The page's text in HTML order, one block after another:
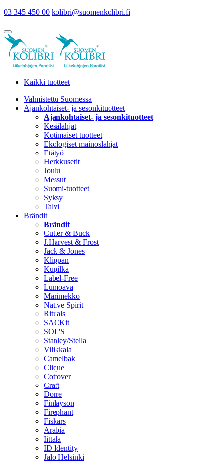
03 345 450 00 kolibri@suomenkolibri.fi
Kaikki tuotteet
Valmistettu Suomessa
Ajankohtaiset- ja sesonkituotteet
Ajankohtaiset- ja sesonkituotteet
Kesälahjat
Kotimaiset tuotteet
Ekologiset mainoslahjat
Etätyö
Herkkusetit
Joulu
Messut
Suomi-tuotteet
Syksy
Talvi
Brändit
Brändit
Cutter & Buck
J.Harvest & Frost
Jack & Jones
Klippan
Kupilka
Label-Free
Lumoava
Marimekko
Native Spirit
Rituals
SACKit
SOL'S
Stanley/Stella
Vilikkala
Camelbak
Clique
Cottover
Craft
Dorre
Finlayson
Firephant
Fiskars
Arabia
Iittala
ID Identity
Jalo Helsinki